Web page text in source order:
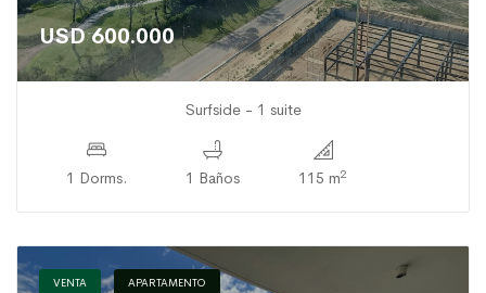
USD 600.000
Surfside - 1 suite
1 Dorms. 1 Baños 115 m2
VENTA APARTAMENTO